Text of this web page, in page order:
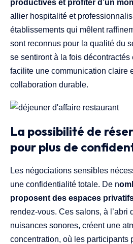
productives et profiter d’un
allier hospitalité et
établissements qui mêlent
sont reconnus pour la qualité du
se sentiront à la fois décontractés
facilite une communication claire
collaboration durable.
La possibilité de
pour plus de
Les négociations sensibles
une confidentialité totale. De n
proposent des espaces
rendez-vous. Ces salons, à l’abri
nuisances sonores, créent une
concentration, où les participants